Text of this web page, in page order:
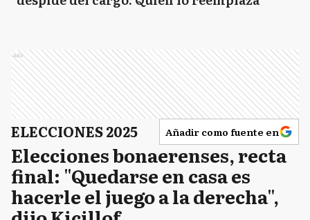
Ads
ELECCIONES 2025 Añadir como fuente en
Elecciones bonaerenses, recta
final: "Quedarse en casa es
hacerle el juego a la derecha",